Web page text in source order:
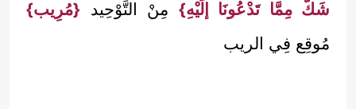
شَكّ مِمَّا تَدْعُونَا إلَيْهِ} مِنْ التَّوْحِيد {مُرِيب}
مُوقِع فِي الريب